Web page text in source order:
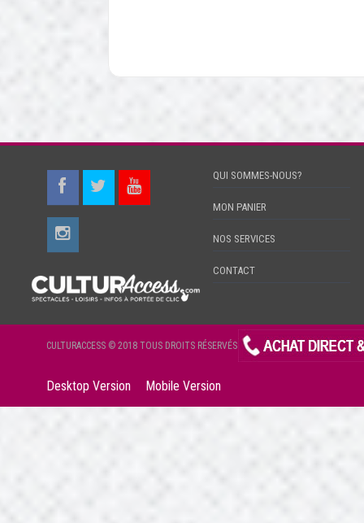
QUI SOMMES-NOUS?
MON PANIER
NOS SERVICES
CONTACT
CULTURACCESS © 2018 TOUS DROITS RÉSERVÉS
Desktop Version Mobile Version